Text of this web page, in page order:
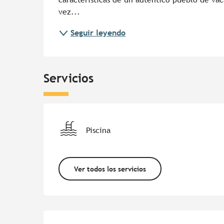
vez...
Seguir leyendo
Servicios
Piscina
Ver todos los servicios